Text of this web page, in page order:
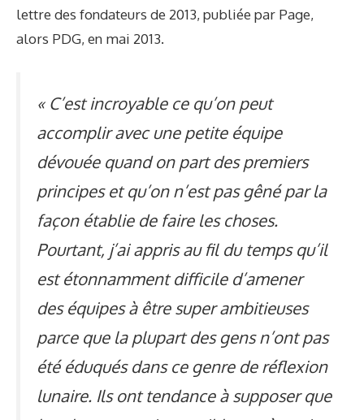
lettre des fondateurs de 2013, publiée par Page,
alors PDG, en mai 2013.
« C’est incroyable ce qu’on peut
accomplir avec une petite équipe
dévouée quand on part des premiers
principes et qu’on n’est pas gêné par la
façon établie de faire les choses.
Pourtant, j’ai appris au fil du temps qu’il
est étonnamment difficile d’amener
des équipes à être super ambitieuses
parce que la plupart des gens n’ont pas
été éduqués dans ce genre de réflexion
lunaire. Ils ont tendance à supposer que